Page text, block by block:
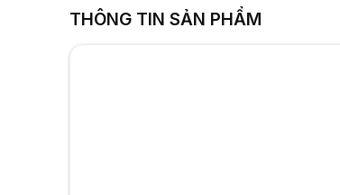
THÔNG TIN SẢN PHẨM